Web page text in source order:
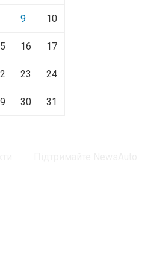
9 10
16 17
23 24
30
31